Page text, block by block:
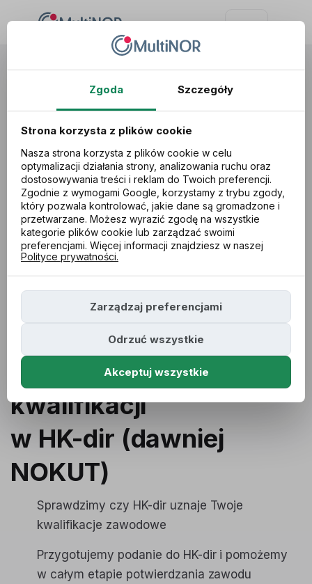
Usługi Sprawy urzędowe
Potwierdzenie
kwalifikacji
w HK-dir (dawniej
NOKUT)
Sprawdzimy czy HK-dir uznaje Twoje
kwalifikacje zawodowe
Przygotujemy podanie do HK-dir i pomożemy
w całym etapie potwierdzania zawodu
Zgoda Szczegóły
Strona korzysta z plików cookie
Nasza strona korzysta z plików cookie w celu
optymalizacji działania strony, analizowania ruchu oraz
dostosowywania treści i reklam do Twoich preferencji.
Zgodnie z wymogami Google, korzystamy z trybu zgody,
który pozwala kontrolować, jakie dane są gromadzone i
przetwarzane. Możesz wyrazić zgodę na wszystkie
kategorie plików cookie lub zarządzać swoimi
preferencjami. Więcej informacji znajdziesz w naszej
Polityce prywatności.
Zarządzaj preferencjami
Odrzuć wszystkie
Akceptuj wszystkie